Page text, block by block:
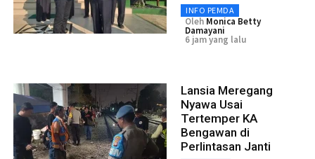
INFO PEMDA
Oleh Monica Betty
Damayani
6 jam yang lalu
Lansia Meregang
Nyawa Usai
Tertemper KA
Bengawan di
Perlintasan Janti